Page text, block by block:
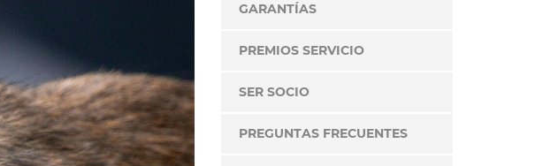
GARANTÍAS
PREMIOS SERVICIO
SER SOCIO
PREGUNTAS FRECUENTES